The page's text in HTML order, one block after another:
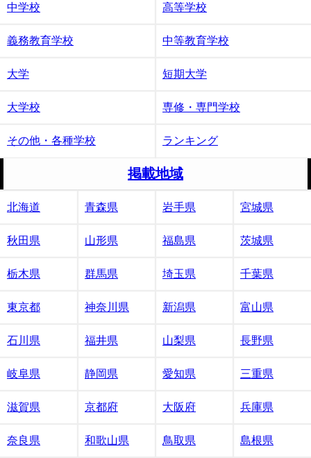
中学校 高等学校
義務教育学校 中等教育学校
大学 短期大学
大学校 専修・専門学校
その他・各種学校 ランキング
掲載地域
北海道 青森県 岩手県 宮城県
秋田県 山形県 福島県 茨城県
栃木県 群馬県 埼玉県 千葉県
東京都 神奈川県 新潟県 富山県
石川県 福井県 山梨県 長野県
岐阜県 静岡県 愛知県 三重県
滋賀県 京都府 大阪府 兵庫県
奈良県 和歌山県 鳥取県 島根県